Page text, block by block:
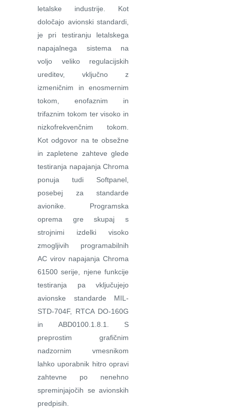
letalske industrije. Kot
določajo avionski standardi,
je pri testiranju letalskega
napajalnega sistema na
voljo veliko regulacijskih
ureditev, vključno z
izmeničnim in enosmernim
tokom, enofaznim in
trifaznim tokom ter visoko in
nizkofrekvenčnim tokom.
Kot odgovor na te obsežne
in zapletene zahteve glede
testiranja napajanja Chroma
ponuja tudi Softpanel,
posebej za standarde
avionike. Programska
oprema gre skupaj s
strojnimi izdelki visoko
zmogljivih programabilnih
AC virov napajanja Chroma
61500 serije, njene funkcije
testiranja pa vključujejo
avionske standarde MIL-
STD-704F, RTCA DO-160G
in ABD0100.1.8.1. S
preprostim grafičnim
nadzornim vmesnikom
lahko uporabnik hitro opravi
zahtevne po nenehno
spreminjajočih se avionskih
predpisih.